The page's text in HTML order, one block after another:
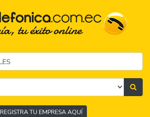
REGISTRA TU EMPRESA AQUÍ